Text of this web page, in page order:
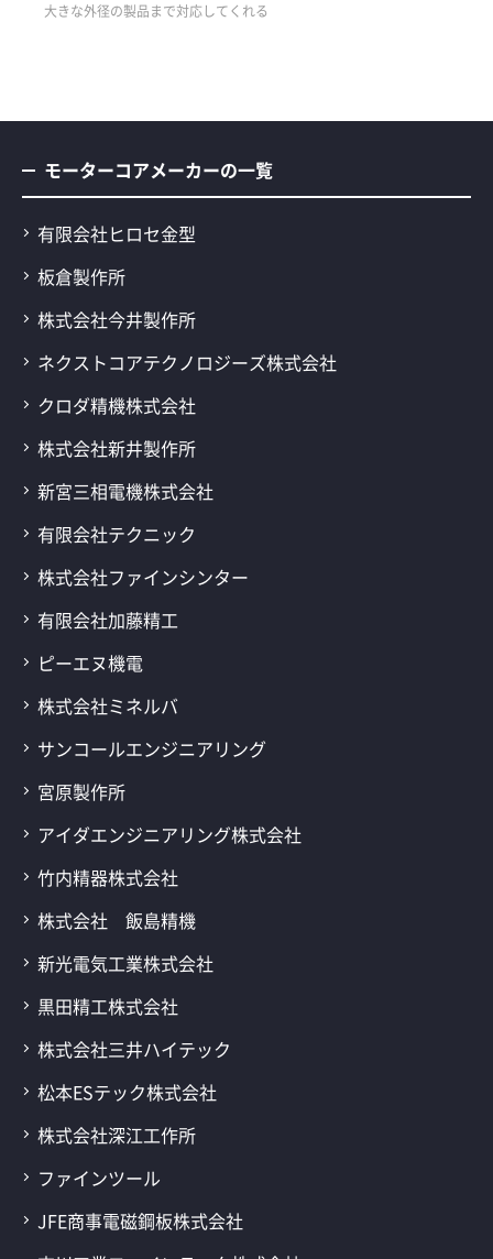
大きな外径の製品まで対応してくれる
モーターコアメーカーの一覧
有限会社ヒロセ金型
板倉製作所
株式会社今井製作所
ネクストコアテクノロジーズ株式会社
クロダ精機株式会社
株式会社新井製作所
新宮三相電機株式会社
有限会社テクニック
株式会社ファインシンター
有限会社加藤精工
ピーエヌ機電
株式会社ミネルバ
サンコールエンジニアリング
宮原製作所
アイダエンジニアリング株式会社
竹内精器株式会社
株式会社 飯島精機
新光電気工業株式会社
黒田精工株式会社
株式会社三井ハイテック
松本ESテック株式会社
株式会社深江工作所
ファインツール
JFE商事電磁鋼板株式会社